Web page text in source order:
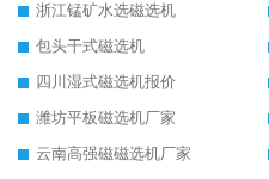
浙江锰矿水选磁选机
包头干式磁选机
四川湿式磁选机报价
潍坊平板磁选机厂家
云南高强磁磁选机厂家